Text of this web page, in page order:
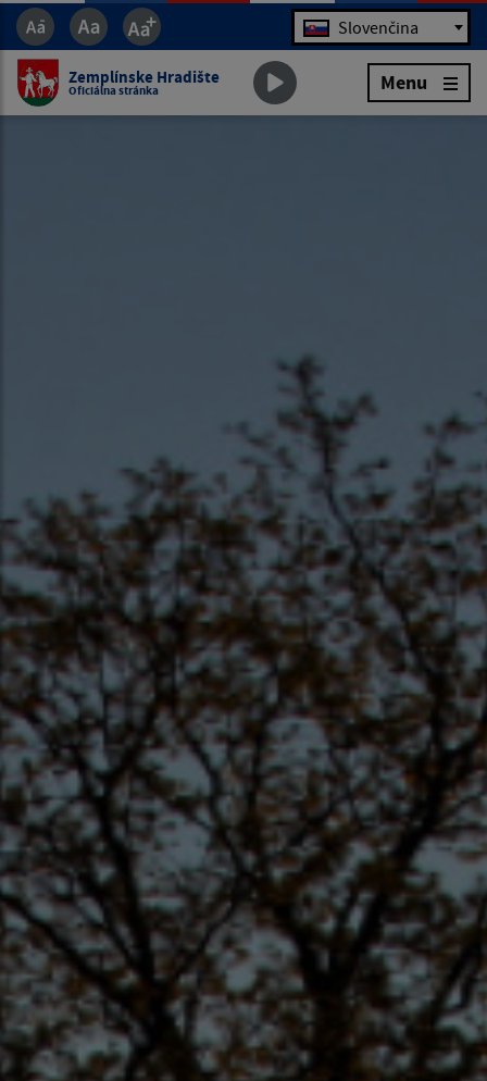
Jazyk Slovenčina
Zemplínske Hradište
Oficiálna stránka Menu